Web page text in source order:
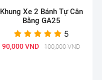
Khung Xe 2 Bánh Tự Cân
Bằng GA25
5
90,000 VND 100,000 VND